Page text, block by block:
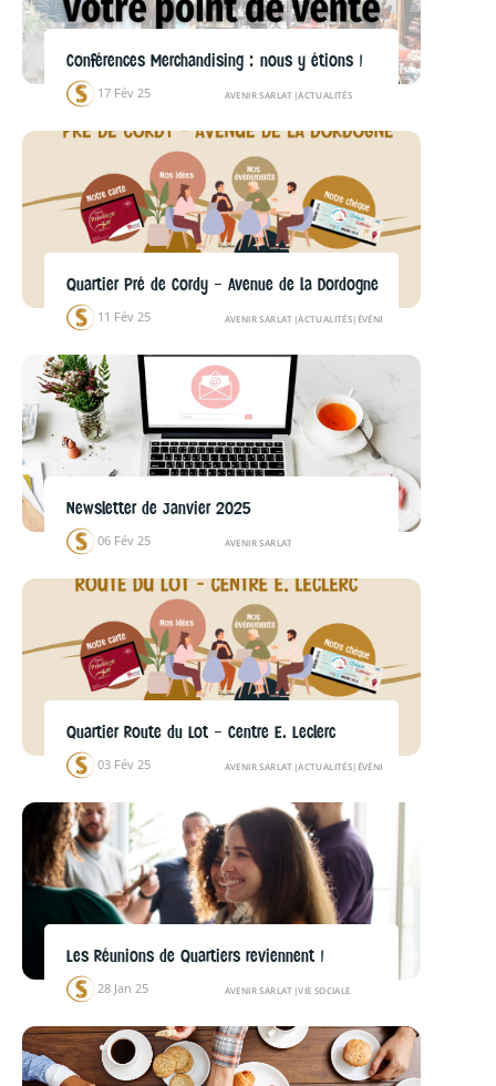
Conférences Merchandising : nous y étions !
17 Fév 25 AVENIR SARLAT |ACTUALITÉS
Quartier Pré de Cordy – Avenue de la Dordogne
11 Fév 25 AVENIR SARLAT |ACTUALITÉS|ÉVÉNEMENTS
Newsletter de Janvier 2025
06 Fév 25 AVENIR SARLAT
Quartier Route du Lot – Centre E. Leclerc
03 Fév 25 AVENIR SARLAT |ACTUALITÉS|ÉVÉNEMENTS
Les Réunions de Quartiers reviennent !
28 Jan 25 AVENIR SARLAT |VIE SOCIALE